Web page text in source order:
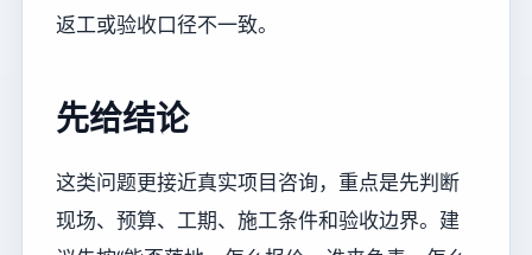
返工或验收口径不一致。
先给结论
这类问题更接近真实项目咨询，重点是先判断
现场、预算、工期、施工条件和验收边界。建